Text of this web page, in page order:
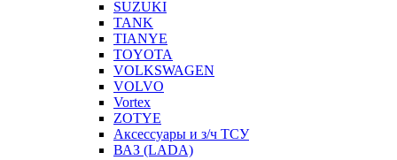
SUZUKI
TANK
TIANYE
TOYOTA
VOLKSWAGEN
VOLVO
Vortex
ZOTYE
Аксессуары и з/ч ТСУ
ВАЗ (LADA)